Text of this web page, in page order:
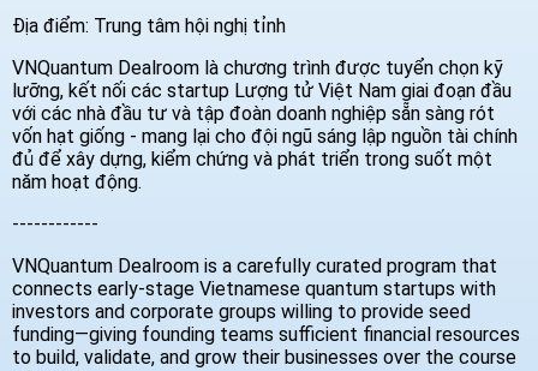
Địa điểm: Trung tâm hội nghị tỉnh
VNQuantum Dealroom là chương trình được tuyển chọn kỹ
lưỡng, kết nối các startup Lượng tử Việt Nam giai đoạn đầu
với các nhà đầu tư và tập đoàn doanh nghiệp sẵn sàng rót
vốn hạt giống - mang lại cho đội ngũ sáng lập nguồn tài chính
đủ để xây dựng, kiểm chứng và phát triển trong suốt một
năm hoạt động.
------------
VNQuantum Dealroom is a carefully curated program that
connects early-stage Vietnamese quantum startups with
investors and corporate groups willing to provide seed
funding—giving founding teams sufficient financial resources
to build, validate, and grow their businesses over the course